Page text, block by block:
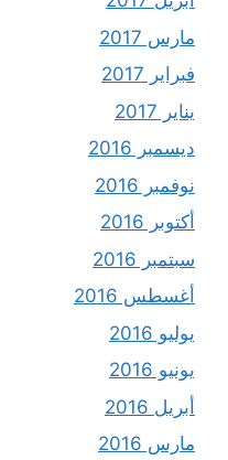
مارس 2017
فبراير 2017
يناير 2017
ديسمبر 2016
نوفمبر 2016
أكتوبر 2016
سبتمبر 2016
أغسطس 2016
يوليو 2016
يونيو 2016
أبريل 2016
مارس 2016